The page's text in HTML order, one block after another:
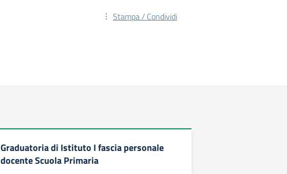
Stampa / Condividi
Graduatoria di Istituto I fascia personale
docente Scuola Primaria